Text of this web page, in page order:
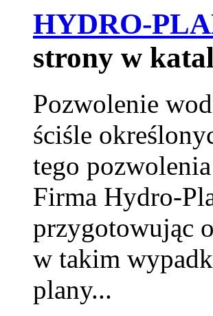
HYDRO-
strony w
Pozwolenie
ściśle
tego
Firma Hydro-
przygotowując
w takim
plany...